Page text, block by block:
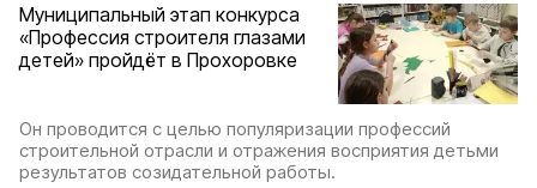
Муниципальный этап конкурса
«Профессия строителя глазами
детей» пройдёт в Прохоровке
Он проводится с целью популяризации профессий
строительной отрасли и отражения восприятия детьми
результатов созидательной работы.